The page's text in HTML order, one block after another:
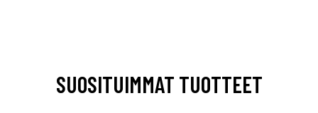
SUOSITUIMMAT TUOTTEET